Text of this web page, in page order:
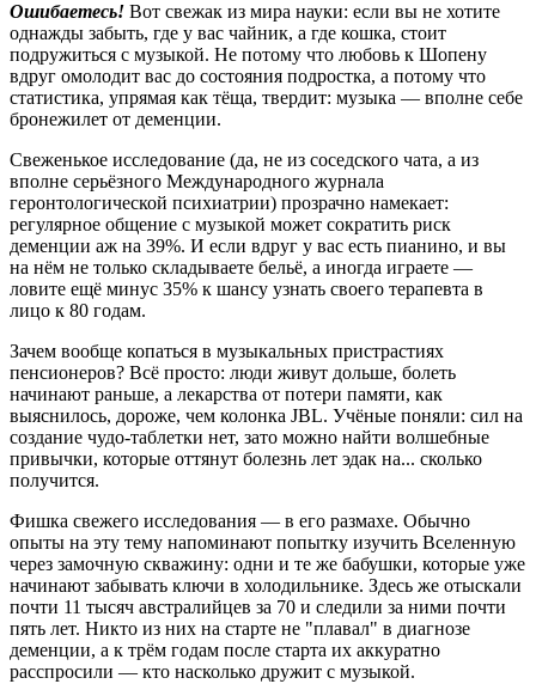
Ошибаетесь! Вот свежак из мира науки: если вы не хотите
однажды забыть, где у вас чайник, а где кошка, стоит
подружиться с музыкой. Не потому что любовь к Шопену
вдруг омолодит вас до состояния подростка, а потому что
статистика, упрямая как тёща, твердит: музыка — вполне себе
бронежилет от деменции.
Свеженькое исследование (да, не из соседского чата, а из
вполне серьёзного Международного журнала
геронтологической психиатрии) прозрачно намекает:
регулярное общение с музыкой может сократить риск
деменции аж на 39%. И если вдруг у вас есть пианино, и вы
на нём не только складываете бельё, а иногда играете —
ловите ещё минус 35% к шансу узнать своего терапевта в
лицо к 80 годам.
Зачем вообще копаться в музыкальных пристрастиях
пенсионеров? Всё просто: люди живут дольше, болеть
начинают раньше, а лекарства от потери памяти, как
выяснилось, дороже, чем колонка JBL. Учёные поняли: сил на
создание чудо-таблетки нет, зато можно найти волшебные
привычки, которые оттянут болезнь лет эдак на... сколько
получится.
Фишка свежего исследования — в его размахе. Обычно
опыты на эту тему напоминают попытку изучить Вселенную
через замочную скважину: одни и те же бабушки, которые уже
начинают забывать ключи в холодильнике. Здесь же отыскали
почти 11 тысяч австралийцев за 70 и следили за ними почти
пять лет. Никто из них на старте не "плавал" в диагнозе
деменции, а к трём годам после старта их аккуратно
расспросили — кто насколько дружит с музыкой.